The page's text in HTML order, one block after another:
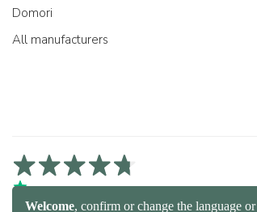
Domori
All manufacturers
4,7/5 on Trustpilot
4,9/5 on Trustcart